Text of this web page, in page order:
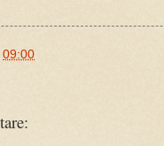
09:00